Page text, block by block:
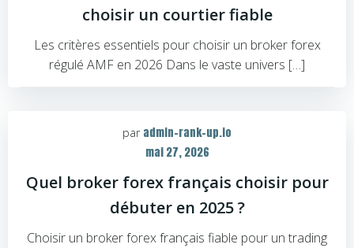
choisir un courtier fiable
Les critères essentiels pour choisir un broker forex
régulé AMF en 2026 Dans le vaste univers […]
par admin-rank-up.io
mai 27, 2026
Quel broker forex français choisir pour
débuter en 2025 ?
Choisir un broker forex français fiable pour un trading